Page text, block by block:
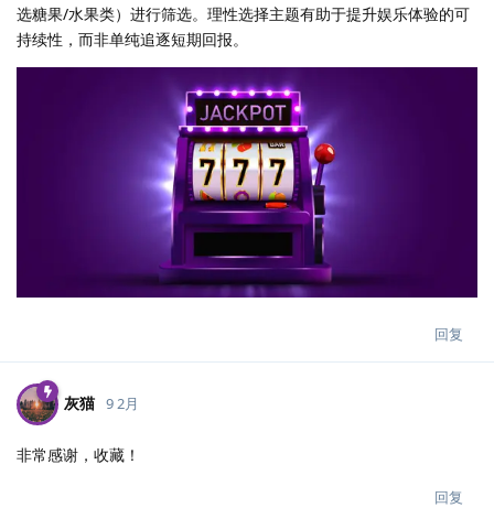
选糖果/水果类）进行筛选。理性选择主题有助于提升娱乐体验的可
持续性，而非单纯追逐短期回报。
回复
灰猫 9 2月
非常感谢，收藏！
回复